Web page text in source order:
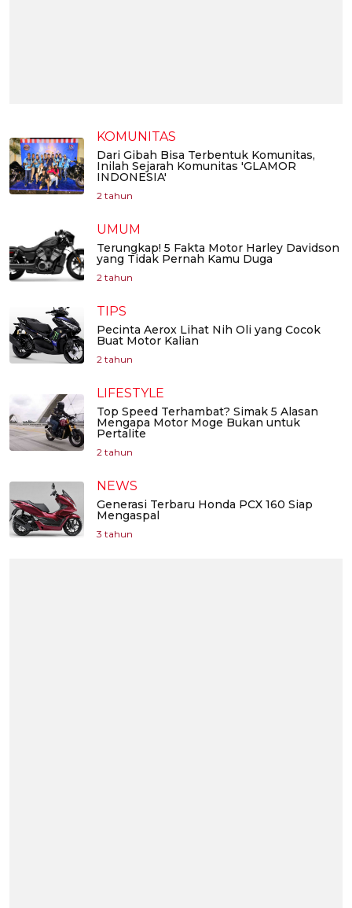
KOMUNITAS
Dari Gibah Bisa Terbentuk Komunitas,
Inilah Sejarah Komunitas 'GLAMOR
INDONESIA'
2 tahun
UMUM
Terungkap! 5 Fakta Motor Harley Davidson
yang Tidak Pernah Kamu Duga
2 tahun
TIPS
Pecinta Aerox Lihat Nih Oli yang Cocok
Buat Motor Kalian
2 tahun
LIFESTYLE
Top Speed Terhambat? Simak 5 Alasan
Mengapa Motor Moge Bukan untuk
Pertalite
2 tahun
NEWS
Generasi Terbaru Honda PCX 160 Siap
Mengaspal
3 tahun